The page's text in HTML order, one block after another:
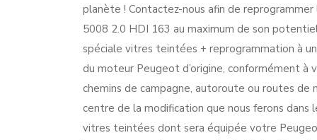
planète ! Contactez-nous afin de
5008 2.0 HDI 163 au maximum de son
spéciale vitres teintées + reprogrammation à
du moteur Peugeot d’origine, conformément
chemins de campagne, autoroute ou routes
centre de la modification que nous ferons
vitres teintées dont sera équipée votre